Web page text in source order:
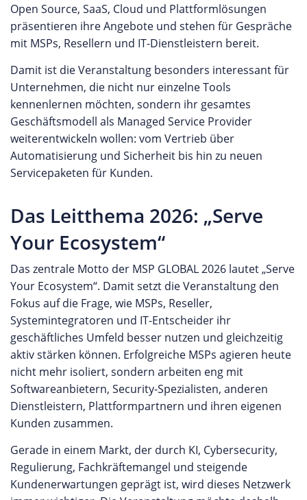
Open Source, SaaS, Cloud und Plattformlösungen
präsentieren ihre Angebote und stehen für Gespräche
mit MSPs, Resellern und IT-Dienstleistern bereit.
Damit ist die Veranstaltung besonders interessant für
Unternehmen, die nicht nur einzelne Tools
kennenlernen möchten, sondern ihr gesamtes
Geschäftsmodell als Managed Service Provider
weiterentwickeln wollen: vom Vertrieb über
Automatisierung und Sicherheit bis hin zu neuen
Servicepaketen für Kunden.
Das Leitthema 2026: „Serve
Your Ecosystem“
Das zentrale Motto der MSP GLOBAL 2026 lautet „Serve
Your Ecosystem“. Damit setzt die Veranstaltung den
Fokus auf die Frage, wie MSPs, Reseller,
Systemintegratoren und IT-Entscheider ihr
geschäftliches Umfeld besser nutzen und gleichzeitig
aktiv stärken können. Erfolgreiche MSPs agieren heute
nicht mehr isoliert, sondern arbeiten eng mit
Softwareanbietern, Security-Spezialisten, anderen
Dienstleistern, Plattformpartnern und ihren eigenen
Kunden zusammen.
Gerade in einem Markt, der durch KI, Cybersecurity,
Regulierung, Fachkräftemangel und steigende
Kundenerwartungen geprägt ist, wird dieses Netzwerk